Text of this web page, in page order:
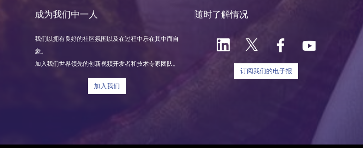
成为我们中一人
我们以拥有良好的社区氛围以及在过程中乐在其中而自
豪。
加入我们世界领先的创新视频开发者和技术专家团队。
加入我们
随时了解情况
订阅我们的电子报